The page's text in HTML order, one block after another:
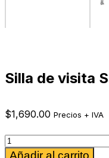
Silla de visita
$1,690.00 Precios + IVA
Silla
de
visita
Añadir al carrito